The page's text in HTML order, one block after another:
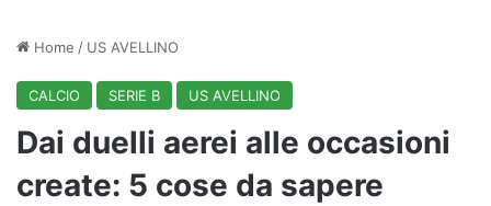
Home / US AVELLINO
CALCIO SERIE B US AVELLINO
Dai duelli aerei alle occasioni
create: 5 cose da sapere